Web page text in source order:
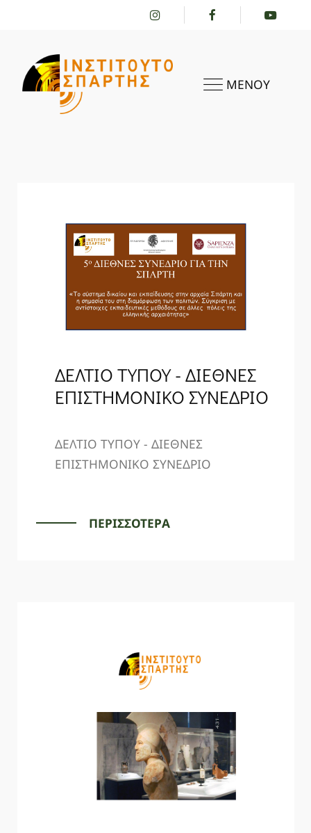
ΜΕΝΟΥ
ΔΡΑΣΤΗΡΙΌΤΗΤΕΣ
ΝΈΑ
SPARTANET
ΔΕΛΤΙΟ ΤΥΠΟΥ - ΔΙΕΘΝΕΣ
ΕΠΙΣΤΗΜΟΝΙΚΟ ΣΥΝΕΔΡΙΟ
ΔΕΛΤΙΟ ΤΥΠΟΥ - ΔΙΕΘΝΕΣ
ΕΠΙΣΤΗΜΟΝΙΚΟ ΣΥΝΕΔΡΙΟ
ΠΕΡΙΣΣΟΤΕΡΑ